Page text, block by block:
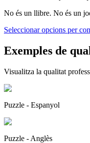
No és un llibre. No és un
Seleccionar opcions per
Exemples de
Visualitza la qualitat
Puzzle - Espanyol
Puzzle - Anglès